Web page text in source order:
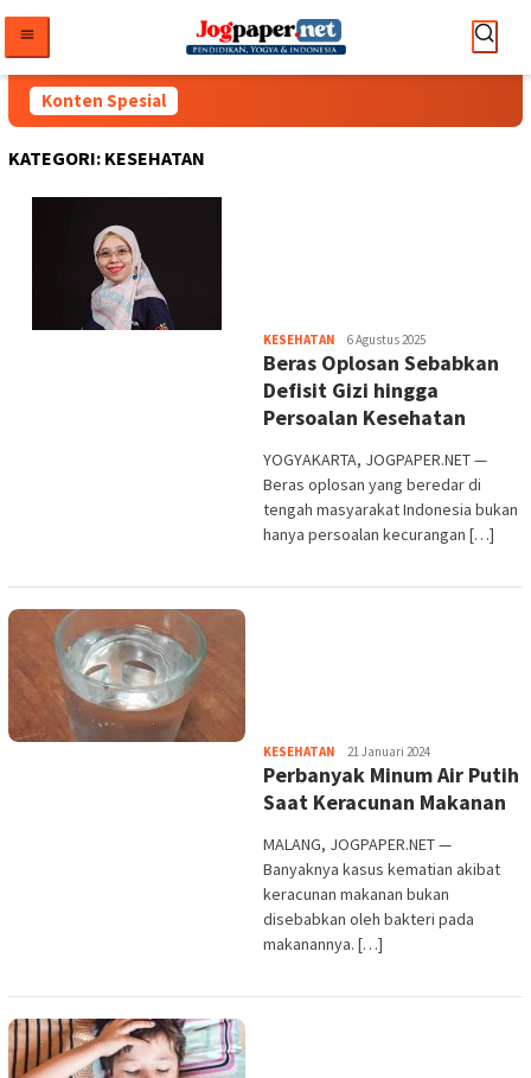
konten
Konten Spesial
KATEGORI: KESEHATAN
KESEHATAN Heri
Purwata
6 Agustus 2025
Beras Oplosan Sebabkan
Defisit Gizi hingga
Persoalan Kesehatan
YOGYAKARTA, JOGPAPER.NET —
Beras oplosan yang beredar di
tengah masyarakat Indonesia bukan
hanya persoalan kecurangan […]
KESEHATAN Heri
Purwata
21 Januari 2024
Perbanyak Minum Air Putih
Saat Keracunan Makanan
MALANG, JOGPAPER.NET —
Banyaknya kasus kematian akibat
keracunan makanan bukan
disebabkan oleh bakteri pada
makanannya. […]